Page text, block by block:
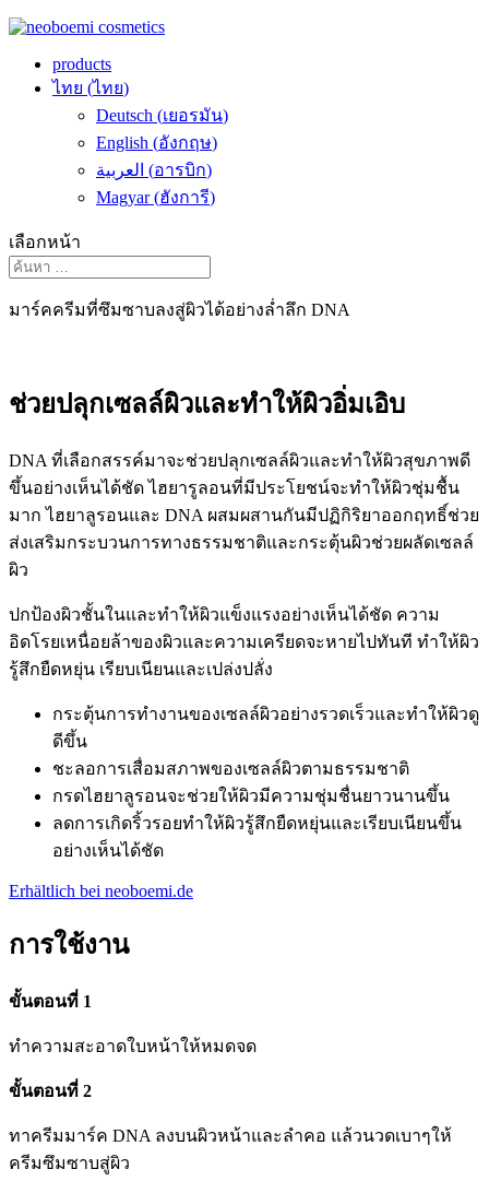
products
ไทย (ไทย)
Deutsch (เยอรมัน)
English (อังกฤษ)
العربية (อารบิก)
Magyar(ฮังการี)
เลือกหน้า
มาร์คครีมที่ซึมซาบลงสู่ผิวได้อย่างล่ำลึก DNA
ช่วยปลุกเซลล์ผิวและทำให้ผิวอิ่มเอิบ
DNA ที่เลือกสรรค์มาจะช่วยปลุกเซลล์ผิวและทำให้ผิวสุขภาพดี
ขึ้นอย่างเห็นได้ชัด ไฮยารูลอนที่มีประโยชน์จะทำให้ผิวชุ่มชื้น
มาก ไฮยาลูรอนและ DNA ผสมผสานกันมีปฏิกิริยาออกฤทธิ์ช่วย
ส่งเสริมกระบวนการทางธรรมชาติและกระตุ้นผิวช่วยผลัดเซลล์
ผิว
ปกป้องผิวชั้นในและทำให้ผิวแข็งแรงอย่างเห็นได้ชัด ความ
อิดโรยเหนื่อยล้าของผิวและความเครียดจะหายไปทันที ทำให้ผิว
รู้สึกยืดหยุ่น เรียบเนียนและเปล่งปลั่ง
กระตุ้นการทำงานของเซลล์ผิวอย่างรวดเร็วและทำให้ผิวดู
ดีขึ้น
ชะลอการเสื่อมสภาพของเซลล์ผิวตามธรรมชาติ
กรดไฮยาลูรอนจะช่วยให้ผิวมีความชุ่มชื่นยาวนานขึ้น
ลดการเกิดริ้วรอยทำให้ผิวรู้สึกยืดหยุ่นและเรียบเนียนขึ้น
อย่างเห็นได้ชัด
Erhältlich bei neoboemi.de
การใช้งาน
ขั้นตอนที่ 1
ทำความสะอาดใบหน้าให้หมดจด
ขั้นตอนที่ 2
ทาครีมมาร์ค DNA ลงบนผิวหน้าและลำคอ แล้วนวดเบาๆให้
ครีมซึมซาบสู่ผิว